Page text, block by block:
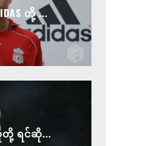
တို့ ...
ရင်ဆို...